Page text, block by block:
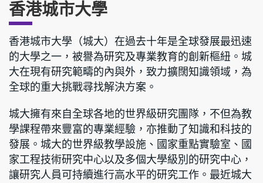
香港城市大學
香港城市大學（城大）在過去十年是全球發展最迅速
的大學之一，被譽為研究及專業教育的創新樞紐。城
大在現有研究範疇的內與外，致力擴闊知識領域，為
全球的重大挑戰尋找解決方案。
城大擁有來自全球各地的世界級研究團隊，不但為教
學課程帶來豐富的專業經驗，亦推動了知識和科技的
發展。城大的世界級教學設施、國家重點實驗室、國
家工程技術研究中心以及多個大學級別的研究中心，
讓研究人員可持續進行高水平的研究工作。最近城大